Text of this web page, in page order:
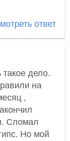
ответ
дело.
на
,
Сломал
Но мой